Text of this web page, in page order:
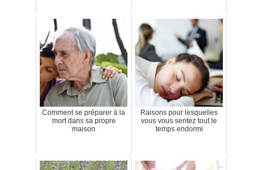
Comment se préparer à la
mort dans sa propre
maison
Raisons pour lesquelles
vous vous sentez tout le
temps endormi